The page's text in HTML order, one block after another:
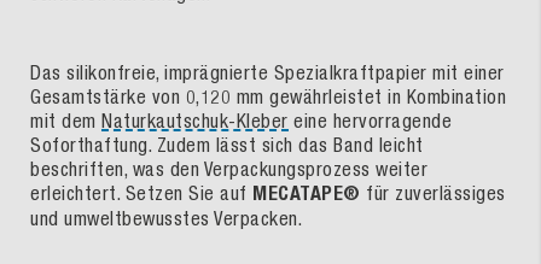
Das silikonfreie, imprägnierte Spezialkraftpapier mit einer
Gesamtstärke von 0,120 mm gewährleistet in Kombination
mit dem Naturkautschuk-Kleber eine hervorragende
Soforthaftung. Zudem lässt sich das Band leicht
beschriften, was den Verpackungsprozess weiter
erleichtert. Setzen Sie auf MECATAPE® für zuverlässiges
und umweltbewusstes Verpacken.